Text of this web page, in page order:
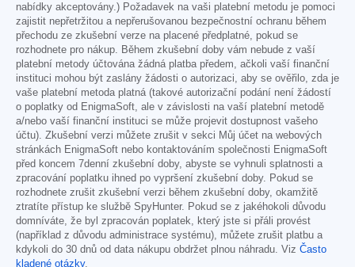
nabídky akceptovány.) Požadavek na vaši platební metodu je pomoci
zajistit nepřetržitou a nepřerušovanou bezpečnostní ochranu během
přechodu ze zkušební verze na placené předplatné, pokud se
rozhodnete pro nákup. Během zkušební doby vám nebude z vaší
platební metody účtována žádná platba předem, ačkoli vaší finanční
instituci mohou být zaslány žádosti o autorizaci, aby se ověřilo, zda je
vaše platební metoda platná (takové autorizační podání není žádostí
o poplatky od EnigmaSoft, ale v závislosti na vaší platební metodě
a/nebo vaší finanční instituci se může projevit dostupnost vašeho
účtu). Zkušební verzi můžete zrušit v sekci Můj účet na webových
stránkách EnigmaSoft nebo kontaktováním společnosti EnigmaSoft
před koncem 7denní zkušební doby, abyste se vyhnuli splatnosti a
zpracování poplatku ihned po vypršení zkušební doby. Pokud se
rozhodnete zrušit zkušební verzi během zkušební doby, okamžitě
ztratíte přístup ke službě SpyHunter. Pokud se z jakéhokoli důvodu
domníváte, že byl zpracován poplatek, který jste si přáli provést
(například z důvodu administrace systému), můžete zrušit platbu a
kdykoli do 30 dnů od data nákupu obdržet plnou náhradu. Viz Často
kladené otázky.